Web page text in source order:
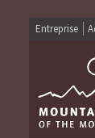
Entreprise